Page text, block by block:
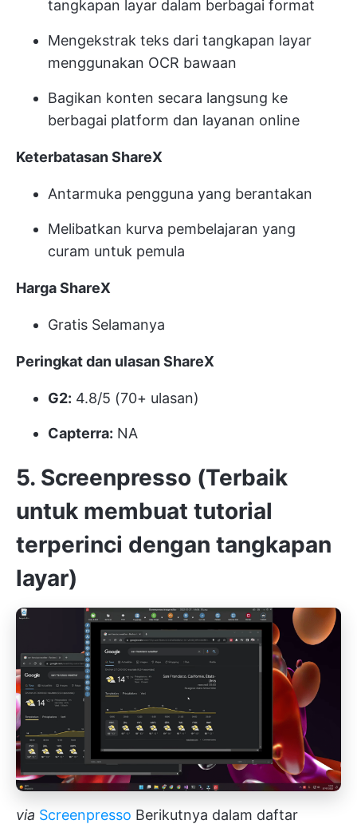
tangkapan layar dalam berbagai format
Mengekstrak teks dari tangkapan layar
menggunakan OCR bawaan
Bagikan konten secara langsung ke
berbagai platform dan layanan online
Keterbatasan ShareX
Antarmuka pengguna yang berantakan
Melibatkan kurva pembelajaran yang
curam untuk pemula
Harga ShareX
Gratis Selamanya
Peringkat dan ulasan ShareX
G2: 4.8/5 (70+ ulasan)
Capterra: NA
5. Screenpresso (Terbaik
untuk membuat tutorial
terperinci dengan tangkapan
layar)
via Screenpresso Berikutnya dalam daftar